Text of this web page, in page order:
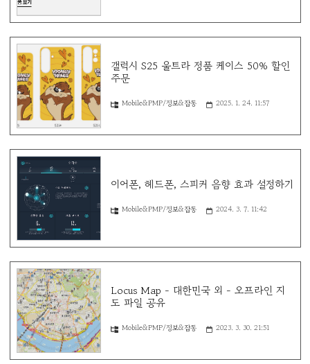
갤럭시 S25 울트라 정품 케이스 50% 할인
주문
Mobile&PMP/정보&잡동 2025. 1. 24. 11:57
이어폰, 헤드폰, 스피커 음향 효과 설정하기
Mobile&PMP/정보&잡동 2024. 3. 7. 11:42
Locus Map - 대한민국 외 - 오프라인 지
도 파일 공유
Mobile&PMP/정보&잡동 2023. 3. 30. 21:51